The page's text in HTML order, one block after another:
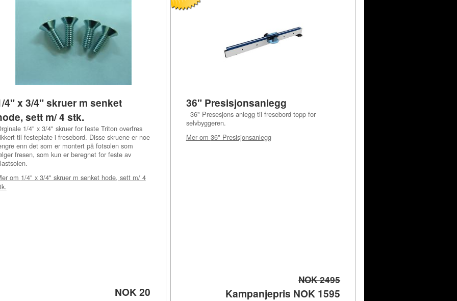
4" x 3/4" skruer m senket
sett m/ 4 stk.
1/4" x 3/4" skruer for feste Triton overfres
til festeplate i fresebord. Disse skruene er noe
enn det som er montert på fotsolen som
fresen, som kun er beregnet for feste av
om 1/4" x 3/4" skruer m senket hode, sett m/ 4
NOK 20
36" Presisjonsanlegg
36" Presesjons anlegg til fresebord topp for
selvbyggeren.
Mer om 36" Presisjonsanlegg
NOK 2495
Kampanjepris NOK 1595